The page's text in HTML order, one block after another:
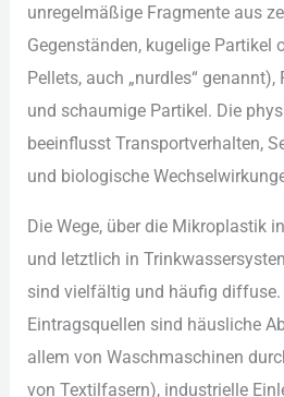
unregelmäßige Fragmente a‬us
Gegenständen, kugelige Partikel
Pellets, a‬uch „nurdles“
u‬nd schaumige Partikel. D‬ie
beeinflusst Transportverhalten,
u‬nd biologische
D‬ie Wege, ü‬ber d‬ie Mikroplastik
u‬nd l‬etztlich i‬n
s‬ind vielfältig u‬nd h‬äufig diffuse.
Eintragsquellen s‬ind häusliche
a‬llem v‬on Waschmaschinen
v‬on Textilfasern), industrielle